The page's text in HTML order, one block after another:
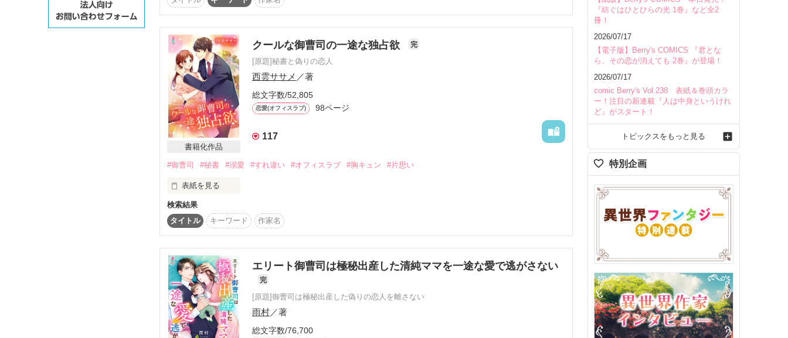
「今から、お前は俺の恋人だ。
何があっても守ると誓う」
敵から狙われるリルーナを守るため、
偽の恋人を演じることに。
:*゜..:。:.::.*゜:.。:..:*゜..:。:.::.*゜:.。:..:*゜
危険に満ちた、かりそめの恋人生活。
決して本物にはならないとわかっていても、
ふたりは抗えない恋に落ちていく──。
【お知らせ】
皆様のおかげで、ベリーズ文庫として書籍化していただくことになりました。
本当にありがとうございます！
1月10日をもって試し読みとさせていただきますので、ご了承ください。
私は極上の花嫁になりました。
ニューヨーク×大富豪の石油王
書籍化作品
クールな御曹司の一途な独占欲 完
[原題]秘書と偽りの恋人
西雲ササメ ／著
総文字数/52,805
恋愛(オフィスラブ) 98ページ
117
#御曹司 #秘書 #溺愛 #すれ違い #オフィスラブ #胸キュン #片思い
表紙を見る
2018.06
マカロン文庫より書籍化しました。応援して下さった皆様、ありがとうございました。
書籍には本編後のストーリーを収録しておりますので、是非ご覧下さい。
本部長【森下涼介】の有能な秘書である【香坂ハルカ】は、彼に心底信頼され、溺愛されている。
それはなぜなのか、彼女はまだ知らない。
2017.08 完結
検索結果
タイトル
キーワード 作家名
エリート御曹司は極秘出産した清純ママを一途な愛で逃がさない
完
[原題]御曹司は極秘出産した偽りの恋人を離さない
雨村／著
総文字数/76,700
『紡ぐはひとひらの光 1巻』など全2
冊！
2026/07/17
【電子版】Berry's COMICS 『君とな
ら、その恋が消えても 2巻』が登場！
2026/07/17
comic Berry's Vol.238 表紙＆巻頭カラ
ー！注目の新連載『人は中身というけれ
ど』がスタート！
トピックスをもっと見る
特別企画